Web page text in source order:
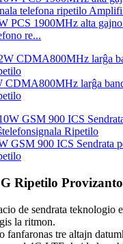
PCS 1900MHz alta
re...
CDMA800MHz larĝa
GSM 900 ICS Sendrata
Ripetilo Provizanto
de sendrata teknologio
la ritmon.
fanfaronas tre altajn